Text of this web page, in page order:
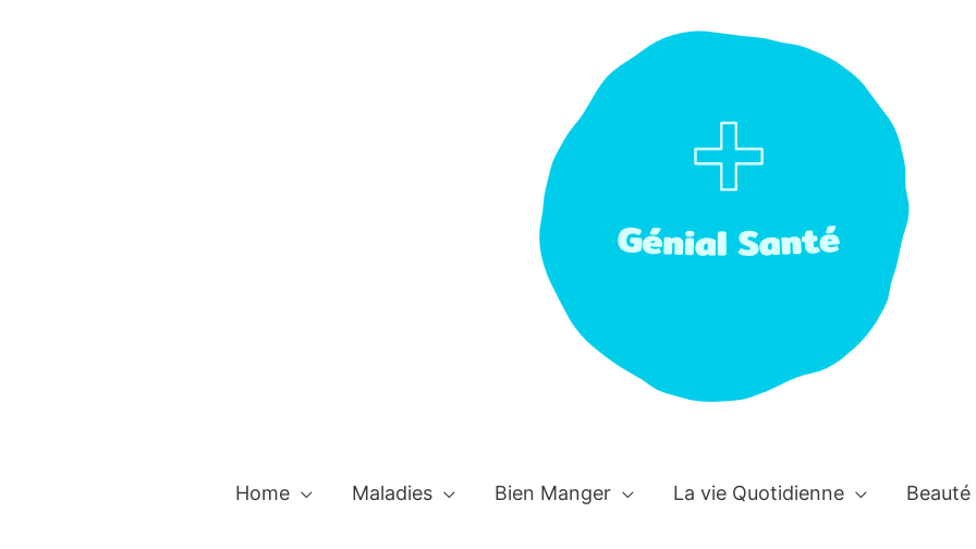
Home Maladies Bien Manger La vie Quotidienne Beauté